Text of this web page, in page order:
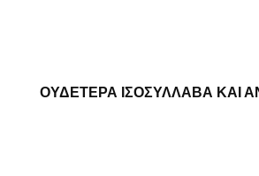
ΟΥΔΕΤΕΡΑ ΙΣΟΣΥΛΛΑΒΑ ΚΑΙ